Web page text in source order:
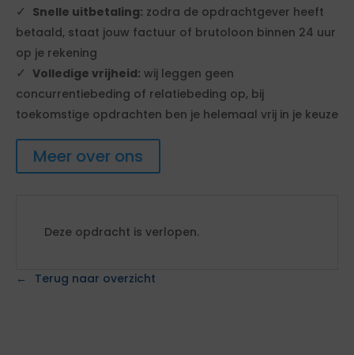
Snelle uitbetaling: zodra de opdrachtgever heeft
betaald, staat jouw factuur of brutoloon binnen 24 uur
op je rekening
Volledige vrijheid: wij leggen geen
concurrentiebeding of relatiebeding op, bij
toekomstige opdrachten ben je helemaal vrij in je keuze
Meer over ons
Deze opdracht is verlopen.
Terug naar overzicht